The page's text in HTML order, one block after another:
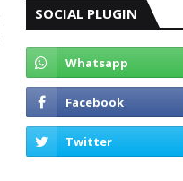
SOCIAL PLUGIN